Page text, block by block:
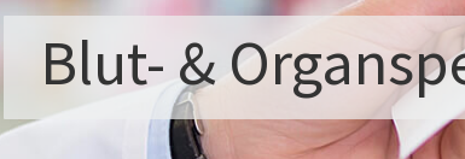
Blut- &